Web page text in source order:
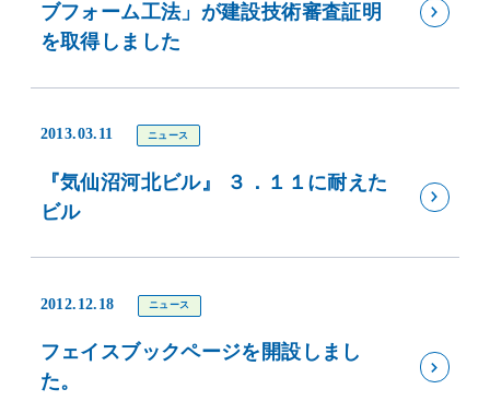
ブフォーム工法」が建設技術審査証明
を取得しました
2013.03.11 ニュース
『気仙沼河北ビル』 ３．１１に耐えた
ビル
2012.12.18 ニュース
フェイスブックページを開設しまし
た。